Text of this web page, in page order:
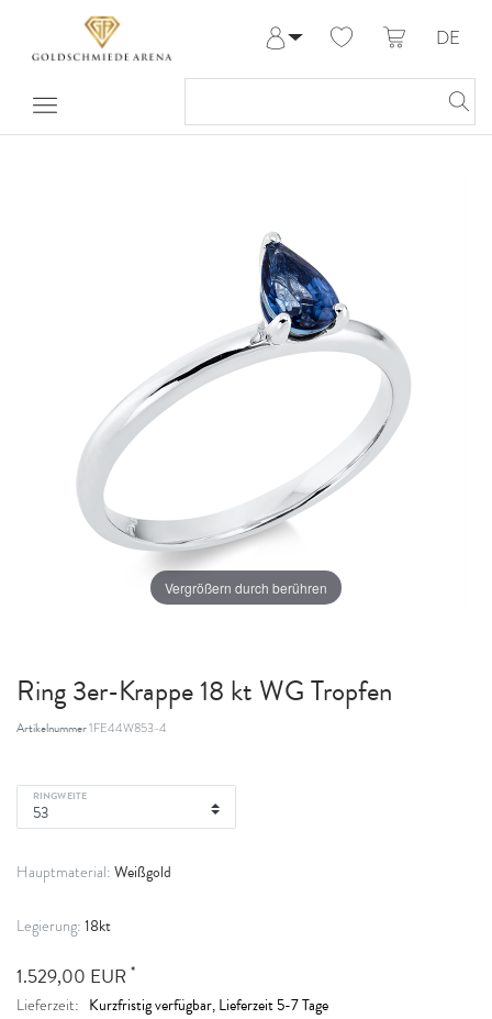
Meine Bestellungen
DE
Vergrößern durch berühren
Ring 3er-Krappe 18 kt WG Tropfen
Artikelnummer1FE44W853-4
RINGWEITE
Hauptmaterial: Weißgold
Legierung: 18kt
1.529,00 EUR *
Lieferzeit: Kurzfristig verfügbar, Lieferzeit 5-7 Tage